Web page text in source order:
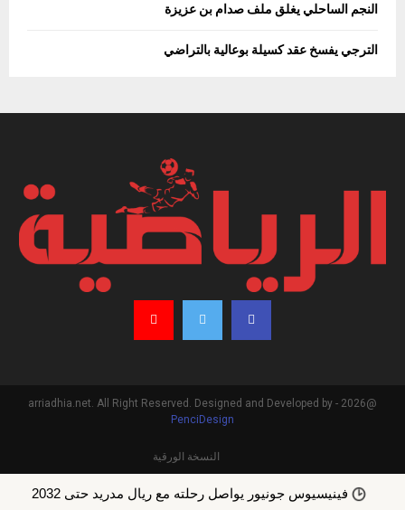
النجم الساحلي يغلق ملف صدام بن عزيزة
الترجي يفسخ عقد كسيلة بوعالية بالتراضي
@2026 - arriadhia.net. All Right Reserved. Designed and Developed by
PenciDesign
النسخة الورقية
فينيسيوس جونيور يواصل رحلته مع ريال مدريد حتى 2032